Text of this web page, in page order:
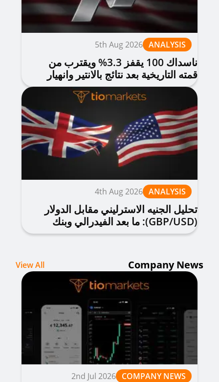
ANALYSIS
5th Aug 2026
ناسداك 100 يقفز 3.3% ويقترب من
قمته التاريخية بعد نتائج بالانتير وانهيار
النفط
ANALYSIS
4th Aug 2026
تحليل الجنيه الاسترليني مقابل الدولار
(GBP/USD): ما بعد الفيدرالي وبنك
إنجلترا
Company News
View All
COMPANY NEWS
2nd Jul 2026